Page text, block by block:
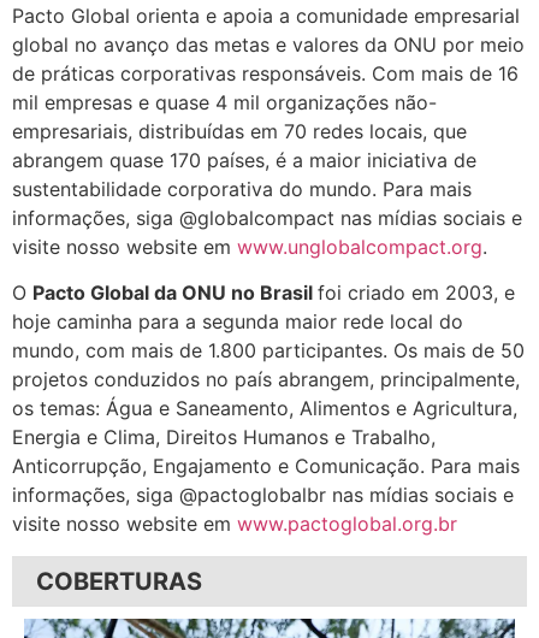
Pacto Global orienta e apoia a comunidade empresarial
global no avanço das metas e valores da ONU por meio
de práticas corporativas responsáveis. Com mais de 16
mil empresas e quase 4 mil organizações não-
empresariais, distribuídas em 70 redes locais, que
abrangem quase 170 países, é a maior iniciativa de
sustentabilidade corporativa do mundo. Para mais
informações, siga @globalcompact nas mídias sociais e
visite nosso website em www.unglobalcompact.org.
O Pacto Global da ONU no Brasil foi criado em 2003, e
hoje caminha para a segunda maior rede local do
mundo, com mais de 1.800 participantes. Os mais de 50
projetos conduzidos no país abrangem, principalmente,
os temas: Água e Saneamento, Alimentos e Agricultura,
Energia e Clima, Direitos Humanos e Trabalho,
Anticorrupção, Engajamento e Comunicação. Para mais
informações, siga @pactoglobalbr nas mídias sociais e
visite nosso website em www.pactoglobal.org.br
COBERTURAS